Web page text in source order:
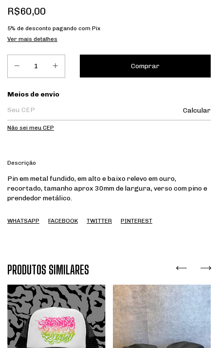
R$60,00
5% de desconto pagando com Pix
Ver mais detalhes
Entregas para o CEP:
Meios de envio
Calcular
Não sei meu CEP
Descrição
Pin em metal fundido, em alto e baixo relevo em ouro,
recortado, tamanho aprox 30mm de largura, verso com pino e
prendedor metálico.
WHATSAPP FACEBOOK TWITTER PINTEREST
PRODUTOS SIMILARES